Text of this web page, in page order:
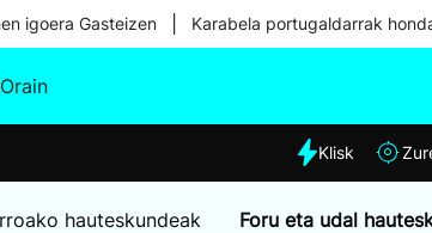
igoera Gasteizen Karabela portugaldarrak
Eguraldia
Klisk
hauteskundeak Foru eta udal